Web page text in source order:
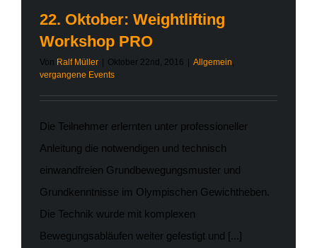
22. Oktober: Weightlifting
Workshop PRO
Von Ralf Müller Oktober 22nd, 2016 Allgemein,
vergangene Events
Die Teilnehmer erlernten unter professioneller
Anleitung die notwendigen und technisch
einwandfreien Grundbewegungsmuster und
Grundkenntnisse im Olympischen Gewichtheben.
Die Technik wurde mit komplexen
Bewegungsabläufen weiter gefestigt und [...]